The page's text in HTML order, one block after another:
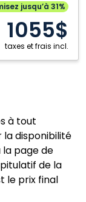
jusqu’à 31%
1055$
taxes et frais incl.
à tout
la disponibilité
la page de
de la
le prix final